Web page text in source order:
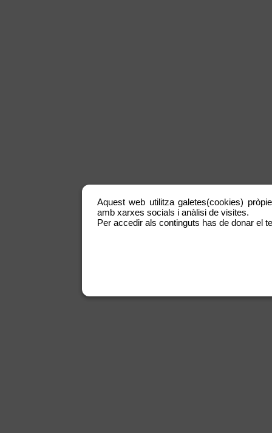
Aquest web utilitza galetes(cookies)
amb xarxes socials i anàlisi de visites.
Per accedir als continguts has de donar el